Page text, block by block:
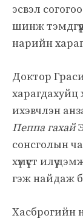
эсвэл
шинж тэмдгүүд
нарийн
Доктор
ихэвчлэн
Пеппа гахай
сонсголын
хүмүүст илүү
гэж найдаж
Хасброгийн